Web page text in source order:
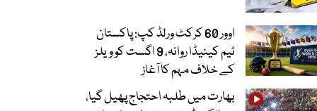
اوور 60 کرکٹ ورلڈ کپ: پاکستان
ٹیم کینیڈا روانہ، 9 اگست کو ویلز
کے خلاف مہم کا آغاز
بھارت میں طلبہ احتجاج پھیل گیا،